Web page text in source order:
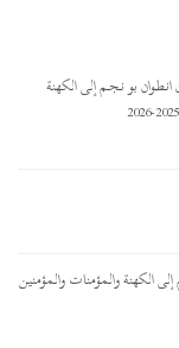
بو نـجـم إلى الكهنة
إلى الكهنة والمؤمنات والمؤمنين